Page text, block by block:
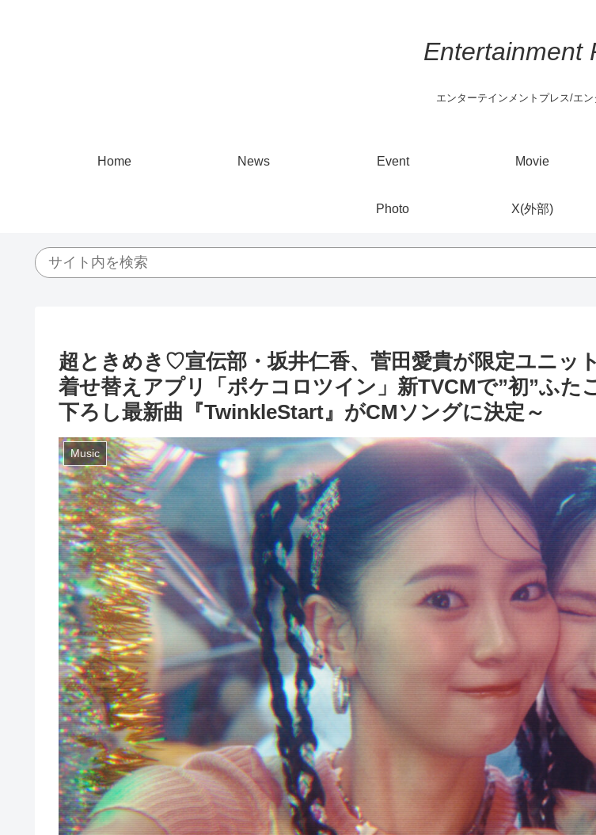
Entertainment
エンターテインメントプレス/エン
Home News Event Movie
Photo X(外部)
超ときめき♡宣伝部・坂井仁香、菅田愛貴が限定ユニ
着せ替えアプリ「ポケコロツイン」新TVCMで”初”ふ
下ろし最新曲『TwinkleStart』がCMソングに決定～
Music